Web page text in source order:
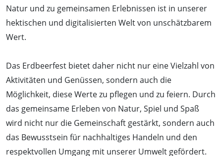
Natur und zu gemeinsamen Erlebnissen ist in unserer
hektischen und digitalisierten Welt von unschätzbarem
Wert.
Das Erdbeerfest bietet daher nicht nur eine Vielzahl von
Aktivitäten und Genüssen, sondern auch die
Möglichkeit, diese Werte zu pflegen und zu feiern. Durch
das gemeinsame Erleben von Natur, Spiel und Spaß
wird nicht nur die Gemeinschaft gestärkt, sondern auch
das Bewusstsein für nachhaltiges Handeln und den
respektvollen Umgang mit unserer Umwelt gefördert.